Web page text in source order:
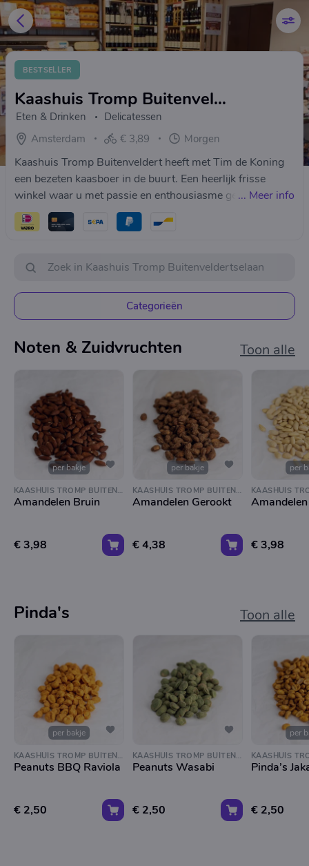
BESTSELLER
Kaashuis Tromp Buitenveldertselaan
Eten & Drinken
Delicatessen
Amsterdam
€ 3,89 Morgen
Kaashuis Tromp Buitenveldert heeft met Tim de Koning
een bezeten kaasboer in de buurt. Een heerlijk frisse
winkel waar u met passie en enthousiasme geholpen
wordt.
... Meer info
Categorieën
Noten & Zuidvruchten Toon alle
per bakje
KAASHUIS TROMP BUITENVELDERTSELAAN
Amandelen Bruin
€ 3,98
per bakje
KAASHUIS TROMP BUITENVELDERTSELAAN
Amandelen Gerookt
€ 4,38
per
€ 3,98
Pinda's Toon alle
per bakje
KAASHUIS TROMP BUITENVELDERTSELAAN
Peanuts BBQ Raviola
€ 2,50
KAASHUIS TROMP BUITENVELDERTSELAAN
Peanuts Wasabi
€ 2,50
per
Pinda’s
€ 2,50